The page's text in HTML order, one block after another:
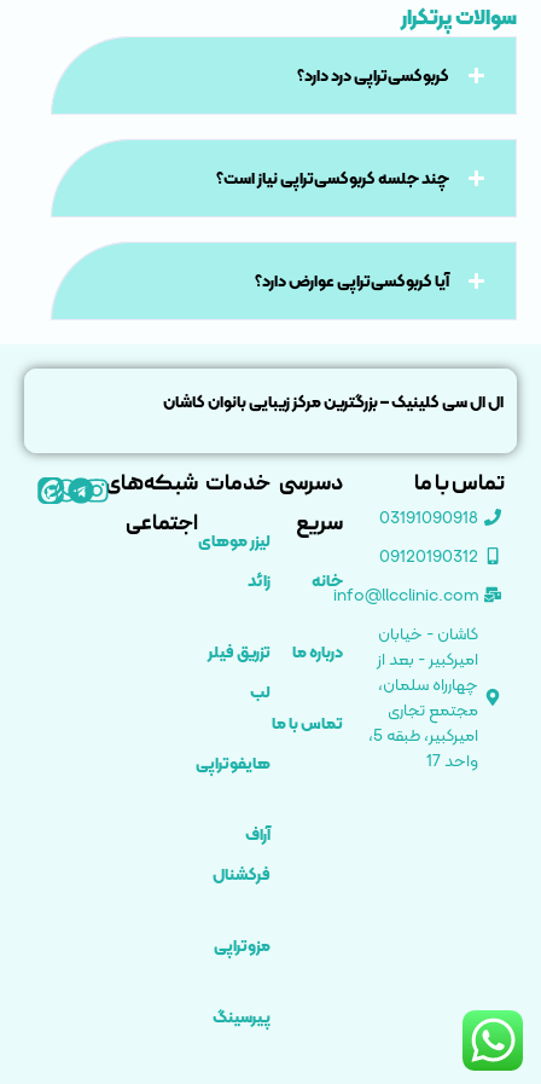
سوالات پرتکرار
کربوکسی‌تراپی درد دارد؟
چند جلسه کربوکسی‌تراپی نیاز است؟
آیا کربوکسی‌تراپی عوارض دارد؟
ال ال سی کلینیک – بزرگترین مرکز زیبایی بانوان کاشان
دسرسی
سریع
خانه
درباره ما
تماس با ما
خدمات
لیزر موهای
زائد
تزریق فیلر
لب
هایفوتراپی
آراف
فرکشنال
مزوتراپی
پیرسینگ
شبکه‌های
اجتماعی
تماس با ما
03191090918
09120190312
info@llcclinic.com
کاشان - خیابان
امیرکبیر - بعد از
چهارراه سلمان،
مجتمع تجاری
امیرکبیر، طبقه 5،
واحد 17